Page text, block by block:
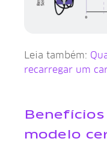
Leia também:
recarregar um
modelo